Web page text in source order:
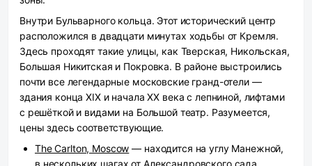
Внутри Бульварного кольца. Этот исторический центр
расположился в двадцати минутах ходьбы от Кремля.
Здесь проходят такие улицы, как Тверская, Никольская,
Большая Никитская и Покровка. В районе выстроились
почти все легендарные московские гранд-отели —
здания конца XIX и начала XX века с лепниной, лифтами
с решёткой и видами на Большой театр. Разумеется,
цены здесь соответствующие.
The Carlton, Moscow — находится на углу Манежной,
в нескольких шагах от Александровского сада,